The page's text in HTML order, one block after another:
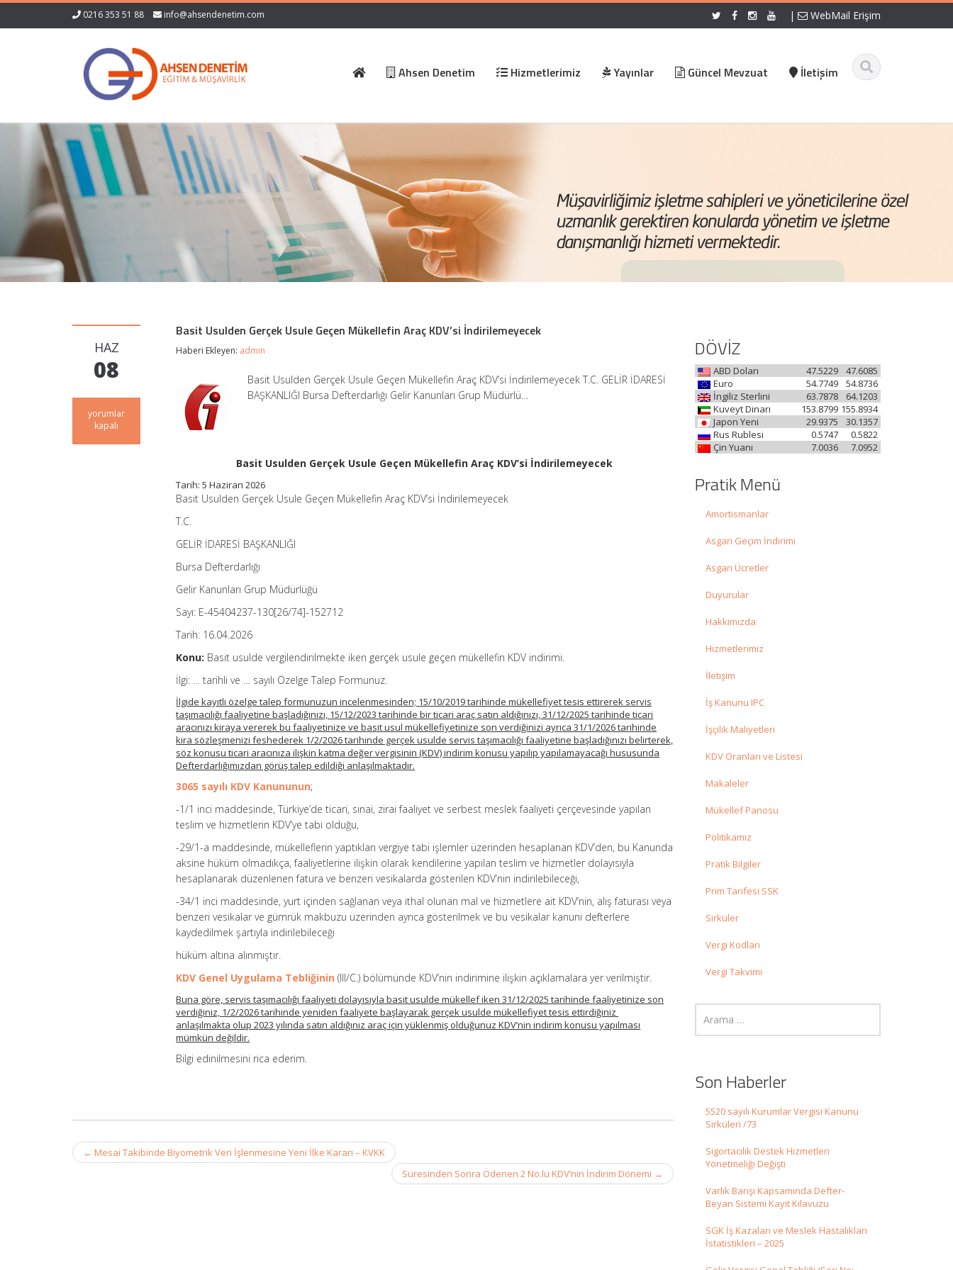
0216 353 51 88 info@ahsendenetim.com | WebMail Erişim
Ahsen Denetim Hizmetlerimiz Yayınlar Güncel Mevzuat İletişim
HAZ
08
Basit
Usulden
yorumlar
kapalı
Basit Usulden Gerçek Usule Geçen Mükellefin Araç KDV’si İndirilemeyecek
Haberi Ekleyen: admin
Basit Usulden Gerçek Usule Geçen Mükellefin Araç KDV’si İndirilemeyecek T.C. GELİR İDARESİ
BAŞKANLIĞI Bursa Defterdarlığı Gelir Kanunları Grup Müdürlü…
Basit Usulden Gerçek Usule Geçen Mükellefin Araç KDV’si İndirilemeyecek
Tarih: 5 Haziran 2026
Basit Usulden Gerçek Usule Geçen Mükellefin Araç KDV’si İndirilemeyecek
T.C.
GELİR İDARESİ BAŞKANLIĞI
Bursa Defterdarlığı
Gelir Kanunları Grup Müdürlüğü
Sayı: E-45404237-130[26/74]-152712
Tarih: 16.04.2026
Konu: Basit usulde vergilendirilmekte iken gerçek usule geçen mükellefin KDV indirimi.
İlgi: … tarihli ve … sayılı Özelge Talep Formunuz.
İlgide kayıtlı özelge talep formunuzun incelenmesinden; 15/10/2019 tarihinde mükellefiyet tesis ettirerek servis
taşımacılığı faaliyetine başladığınızı, 15/12/2023 tarihinde bir ticari araç satın aldığınızı, 31/12/2025 tarihinde ticari
aracınızı kiraya vererek bu faaliyetinize ve basit usul mükellefiyetinize son verdiğinizi ayrıca 31/1/2026 tarihinde
kira sözleşmenizi feshederek 1/2/2026 tarihinde gerçek usulde servis taşımacılığı faaliyetine başladığınızı belirterek,
söz konusu ticari aracınıza ilişkin katma değer vergisinin (KDV) indirim konusu yapılıp yapılamayacağı hususunda
Defterdarlığımızdan görüş talep edildiği anlaşılmaktadır.
3065 sayılı KDV Kanununun;
-1/1 inci maddesinde, Türkiye’de ticari, sınai, zirai faaliyet ve serbest meslek faaliyeti çerçevesinde yapılan
teslim ve hizmetlerin KDV’ye tabi olduğu,
-29/1-a maddesinde, mükelleflerin yaptıkları vergiye tabi işlemler üzerinden hesaplanan KDV’den, bu Kanunda
aksine hüküm olmadıkça, faaliyetlerine ilişkin olarak kendilerine yapılan teslim ve hizmetler dolayısıyla
hesaplanarak düzenlenen fatura ve benzeri vesikalarda gösterilen KDV’nin indirilebileceği,
-34/1 inci maddesinde, yurt içinden sağlanan veya ithal olunan mal ve hizmetlere ait KDV’nin, alış faturası veya
benzeri vesikalar ve gümrük makbuzu üzerinden ayrıca gösterilmek ve bu vesikalar kanuni defterlere
kaydedilmek şartıyla indirilebileceği
hüküm altına alınmıştır.
KDV Genel Uygulama Tebliğinin (III/C.) bölümünde KDV’nin indirimine ilişkin açıklamalara yer verilmiştir.
Buna göre, servis taşımacılığı faaliyeti dolayısıyla basit usulde mükellef iken 31/12/2025 tarihinde faaliyetinize son
verdiğiniz, 1/2/2026 tarihinde yeniden faaliyete başlayarak gerçek usulde mükellefiyet tesis ettirdiğiniz
anlaşılmakta olup 2023 yılında satın aldığınız araç için yüklenmiş olduğunuz KDV’nin indirim konusu yapılması
mümkün değildir.
Bilgi edinilmesini rica ederim.
Post
navigation
← Mesai Takibinde Biyometrik Veri İşlenmesine Yeni İlke Kararı – KVKK
Süresinden Sonra Ödenen 2 No.lu KDV’nin İndirim Dönemi →
DÖVİZ
ABD Doları 47.6085
47.5229
Euro
54.8736
54.7749
İngiliz Sterlini
64.1203
63.7878
Kuveyt Dinarı
155.8934
153.8799
Japon Yeni
30.1357
29.9375
Rus Rublesi
0.5822
0.5747
Çin Yuanı
7.0952
7.0036
Pratik Menü
Amortismanlar
Asgari Geçim İndirimi
Asgari Ücretler
Duyurular
Hakkımızda
Hizmetlerimiz
İletişim
İş Kanunu IPC
İşçilik Maliyetleri
KDV Oranları ve Listesi
Makaleler
Mükellef Panosu
Politikamız
Pratik Bilgiler
Prim Tarifesi SSK
Sirküler
Vergi Kodları
Vergi Takvimi
Son Haberler
5520 sayılı Kurumlar Vergisi Kanunu
Sirküleri /73
Sigortacılık Destek Hizmetleri
Yönetmeliği Değişti
Varlık Barışı Kapsamında Defter-
Beyan Sistemi Kayıt Kılavuzu
SGK İş Kazaları ve Meslek Hastalıkları
İstatistikleri – 2025